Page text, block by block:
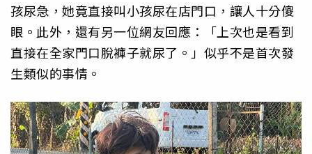
孩尿急，她竟直接叫小孩尿在店門口，讓人十分傻
眼。此外，還有另一位網友回應：「上次也是看到
直接在全家門口脫褲子就尿了。」似乎不是首次發
生類似的事情。